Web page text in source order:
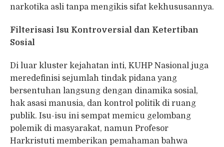
narkotika asli tanpa mengikis sifat kekhususannya.
Filterisasi Isu Kontroversial dan Ketertiban
Sosial
Di luar kluster kejahatan inti, KUHP Nasional juga
meredefinisi sejumlah tindak pidana yang
bersentuhan langsung dengan dinamika sosial,
hak asasi manusia, dan kontrol politik di ruang
publik. Isu-isu ini sempat memicu gelombang
polemik di masyarakat, namun Profesor
Harkristuti memberikan pemahaman bahwa